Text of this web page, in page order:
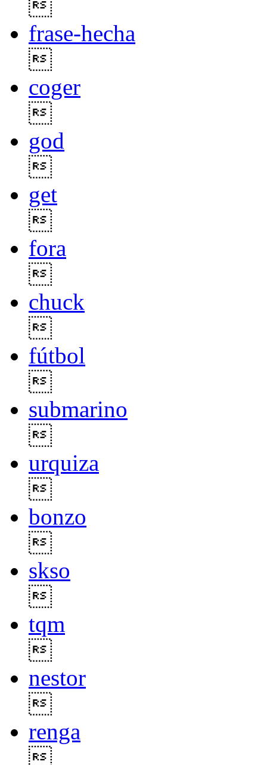
frase-hecha
coger
god
get
fora
chuck
fútbol
submarino
urquiza
bonzo
skso
tqm
nestor
renga